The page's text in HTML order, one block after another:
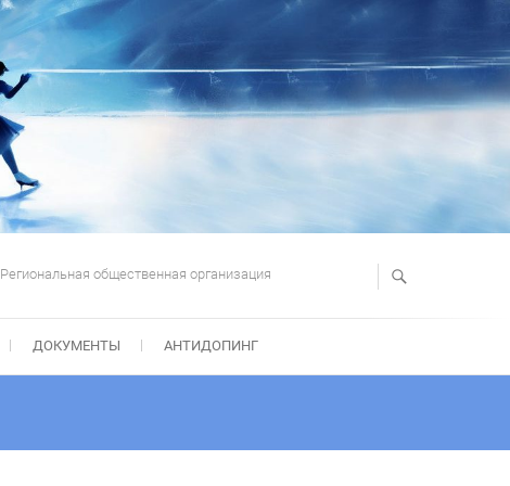
Региональная общественная организация
ДОКУМЕНТЫ АНТИДОПИНГ